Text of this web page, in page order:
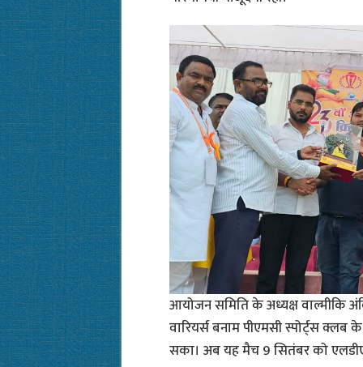
आयोजन समिति के अध्यक्ष वाल्मीकि
वारियर्स बनाम पीएमसी स्पोर्ट्स
सका। अब यह मैच 9 सितंबर को